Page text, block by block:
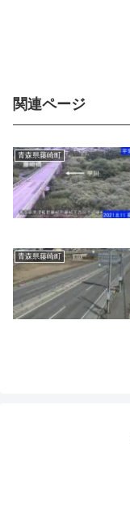
関連ページ
青森県藤崎町
青森県藤崎町